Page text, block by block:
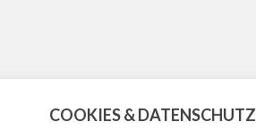
COOKIES & DATENSCHUTZ